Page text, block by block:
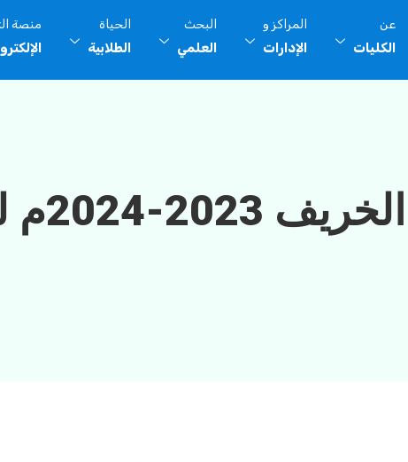
عن
الكليات
المراكز و
الإدارات
البحث
العلمي
الحياة
الطلابية
منصة
التربية